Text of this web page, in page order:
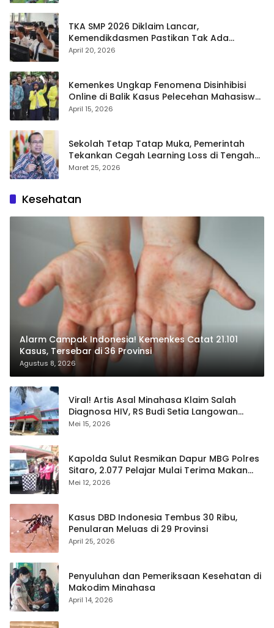
TKA SMP 2026 Diklaim Lancar,
Kemendikdasmen Pastikan Tak Ada
Kebocoran Soal
April 20, 2026
Kemenkes Ungkap Fenomena Disinhibisi
Online di Balik Kasus Pelecehan Mahasiswa
FH UI
April 15, 2026
Sekolah Tetap Tatap Muka, Pemerintah
Tekankan Cegah Learning Loss di Tengah
Krisis Global
Maret 25, 2026
Kesehatan
Alarm Campak Indonesia! Kemenkes Catat 21.101
Kasus, Tersebar di 36 Provinsi
Agustus 8, 2026
Viral! Artis Asal Minahasa Klaim Salah
Diagnosa HIV, RS Budi Setia Langowan
Disorot Publik
Mei 15, 2026
Kapolda Sulut Resmikan Dapur MBG Polres
Sitaro, 2.077 Pelajar Mulai Terima Makan
Gratis
Mei 12, 2026
Kasus DBD Indonesia Tembus 30 Ribu,
Penularan Meluas di 29 Provinsi
April 25, 2026
Penyuluhan dan Pemeriksaan Kesehatan di
Makodim Minahasa
April 14, 2026